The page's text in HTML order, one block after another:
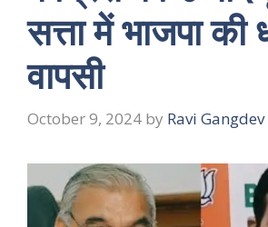
सत्ता में भाजपा की
वापसी
October 9, 2024 by Ravi Gangdev